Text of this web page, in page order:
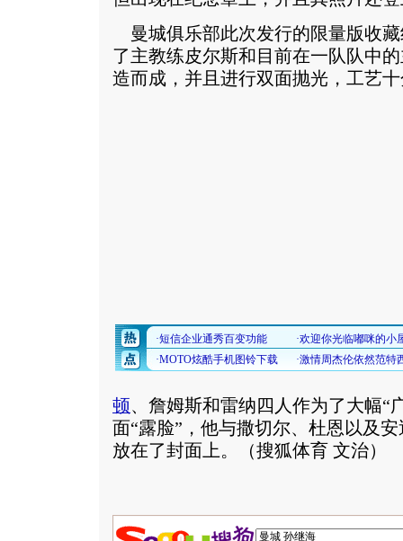
曼城俱乐部此次发行的限量版收
了主教练皮尔斯和目前在一队队中
造而成，并且进行双面抛光，工艺
顿、詹姆斯和雷纳四人作为了大幅“
面“露脸”，他与撒切尔、杜恩以及
放在了封面上。（搜狐体育 文治）